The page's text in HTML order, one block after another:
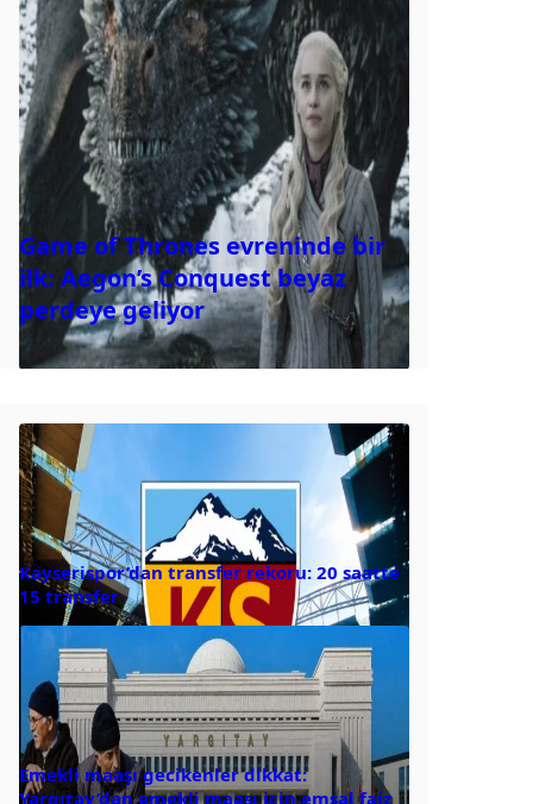
Game of Thrones evreninde bir
ilk: Aegon’s Conquest beyaz
perdeye geliyor
Kayserispor’dan transfer rekoru: 20 saatte
15 transfer
Emekli maaşı gecikenler dikkat:
Yargıtay’dan emekli maaşı için emsal faiz